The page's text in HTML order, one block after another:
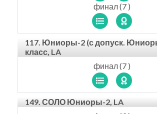
финал (7 )
117. Юниоры-2 (с допуск.
класс, LA
финал (7 )
149. СОЛО Юниоры-2, LA